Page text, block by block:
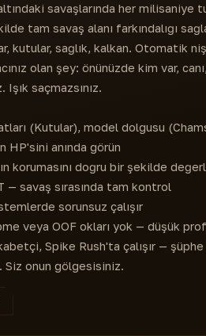
savaşlarında her milisaniye
tam savaş alanı farkındalığı
kutular, sağlık, kalkan. Otomatik
olan şey: önünüzde kim var,
saçmazsınız.
(Kutular), model dolgusu
HP'sini anında görün
korumasını doğru bir şekilde
— savaş sırasında tam kontrol
sorunsuz çalışır
veya OOF okları yok — düşük
Spike Rush'ta çalışır —
Siz onun gölgesisiniz.